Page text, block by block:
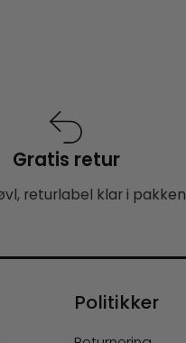
Gratis retur
returlabel klar i pakken
Politikker